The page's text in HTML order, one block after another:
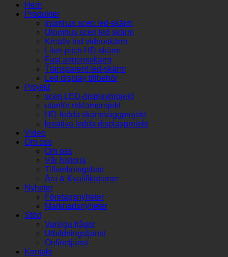
Hem
Produkter
Inomhus scen led-skärm
Utomhus scen led skärm
Kreativ led videoskärm
Liten pitch HD-skärm
Fast annonsskärm
Transparent led-skärm
Led display tillbehör
Projekt
scen LED-displayprojekt
utanför reklamprojekt
HD-ledda skärmväggprojekt
kreativa ledda displayprojekt
Video
Om oss
Om oss
Vår historia
Tillverkningsbas
Ära & Kvalifikationer
Nyheter
Företagsnyheter
Marknadsnyheter
Stöd
Vanliga frågor
Utbildningstjänst
Onlinetjänst
Kontakt